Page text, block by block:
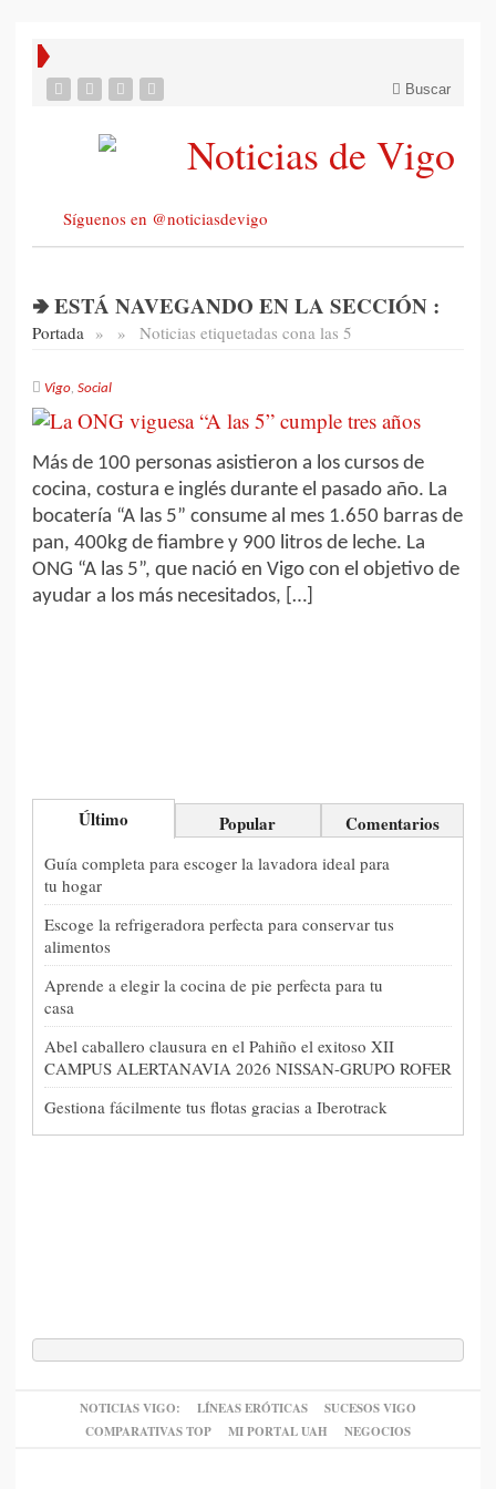
Buscar
Síguenos en @noticiasdevigo
🢂 ESTÁ NAVEGANDO EN LA SECCIÓN :
Portada » Noticias etiquetadas con
» a las 5
Vigo, Social
Más de 100 personas asistieron a los cursos de
cocina, costura e inglés durante el pasado año. La
bocatería “A las 5” consume al mes 1.650 barras de
pan, 400kg de fiambre y 900 litros de leche. La
ONG “A las 5”, que nació en Vigo con el objetivo de
ayudar a los más necesitados, […]
Último Popular Comentarios
Guía completa para escoger la lavadora ideal para
tu hogar
Escoge la refrigeradora perfecta para conservar tus
alimentos
Aprende a elegir la cocina de pie perfecta para tu
casa
Abel caballero clausura en el Pahiño el exitoso XII
CAMPUS ALERTANAVIA 2026 NISSAN-GRUPO ROFER
Gestiona fácilmente tus flotas gracias a Iberotrack
NOTICIAS VIGO: LÍNEAS ERÓTICAS
SUCESOS VIGO
COMPARATIVAS TOP
MI PORTAL UAH NEGOCIOS